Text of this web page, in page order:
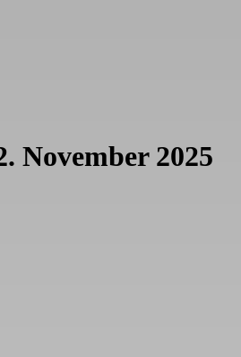
November 2025